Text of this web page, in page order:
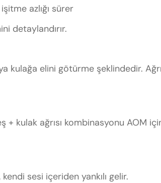
azlığı sürer
detaylandırır.
kulağa elini götürme şeklindedir. Ağrı
kulak ağrısı kombinasyonu AOM
sesi içeriden yankılı gelir.